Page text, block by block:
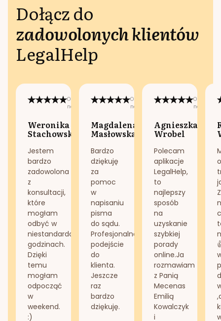
Dołącz do
zadowolonych klientów
LegalHelp
Opublikowano
na:
Weronika
Stachowska
Jestem
bardzo
zadowolona
z
konsultacji,
które
mogłam
odbyć w
niestandardowych
godzinach.
Dzięki
temu
mogłam
odpocząć
w
weekend.
:)
Opublikowano
na:
Magdalena
Masłowska
Bardzo
dziękuję
za
pomoc
w
napisaniu
pisma
do sądu.
Profesjonalne
podejście
do
klienta.
Jeszcze
raz
bardzo
dziękuję.
na:
Agnieszka
Wrobel
Polecam
aplikacje
LegalHelp,
to
najlepszy
sposób
na
uzyskanie
szybkiej
porady
online.Ja
rozmawiam
z Panią
Mecenas
Emilią
Kowalczyk
i